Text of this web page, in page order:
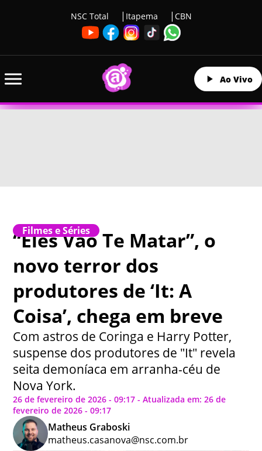
NSC Total Itapema CBN
Ao Vivo
Filmes e Séries
“Eles Vão Te Matar”, o
novo terror dos
produtores de ‘It: A
Coisa’, chega em breve
Com astros de Coringa e Harry Potter,
suspense dos produtores de "It" revela
seita demoníaca em arranha-céu de
Nova York.
26 de fevereiro de 2026 - 09:17 - Atualizada em: 26 de
fevereiro de 2026 - 09:17
Matheus Graboski
matheus.casanova@nsc.com.br